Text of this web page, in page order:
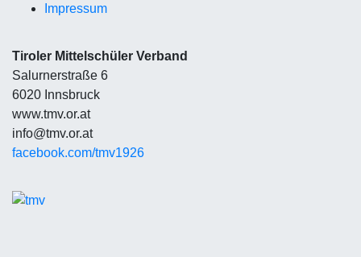
Impressum
Tiroler Mittelschüler Verband
Salurnerstraße 6
6020 Innsbruck
www.tmv.or.at
info@tmv.or.at
facebook.com/tmv1926